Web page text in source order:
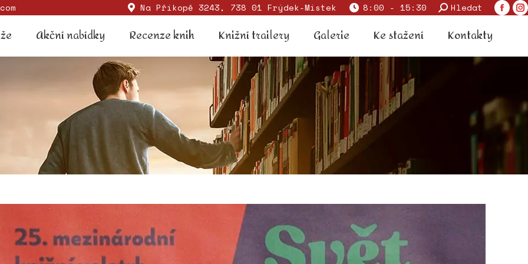
Na Příkopě 3243, 738 01 Frýdek-Místek 8:00 - 15:30 Search:
Hledat
Akční nabídky Recenze knih Knižní trailery Galerie Ke stažení Kontakty
Akční nabídky Recenze knih Knižní trailery Galerie Ke stažení Kontakty